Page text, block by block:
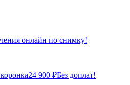
онлайн по снимку!
24 900 ₽Без доплат!